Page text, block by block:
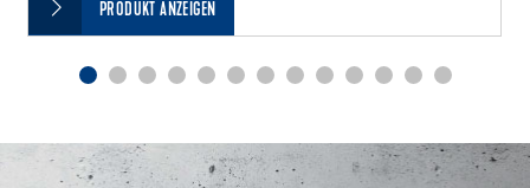
PRODUKT ANZEIGEN